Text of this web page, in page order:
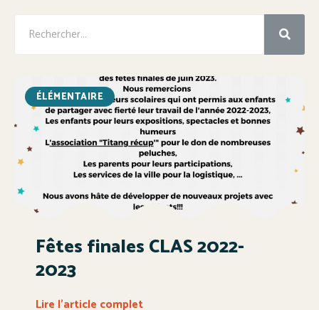
ÉLÉMENTAIRE
Fêtes finales CLAS 2022-
2023
Lire l'article complet